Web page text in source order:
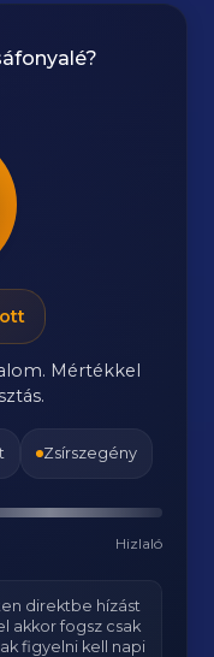
?
Mértékkel
Zsírszegény
Hizlaló
direktbe hízást
akkor fogsz csak
figyelni kell napi